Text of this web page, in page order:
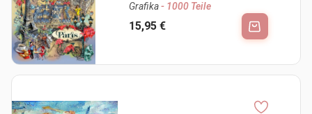
Grafika- 1000 Teile
15,95 €